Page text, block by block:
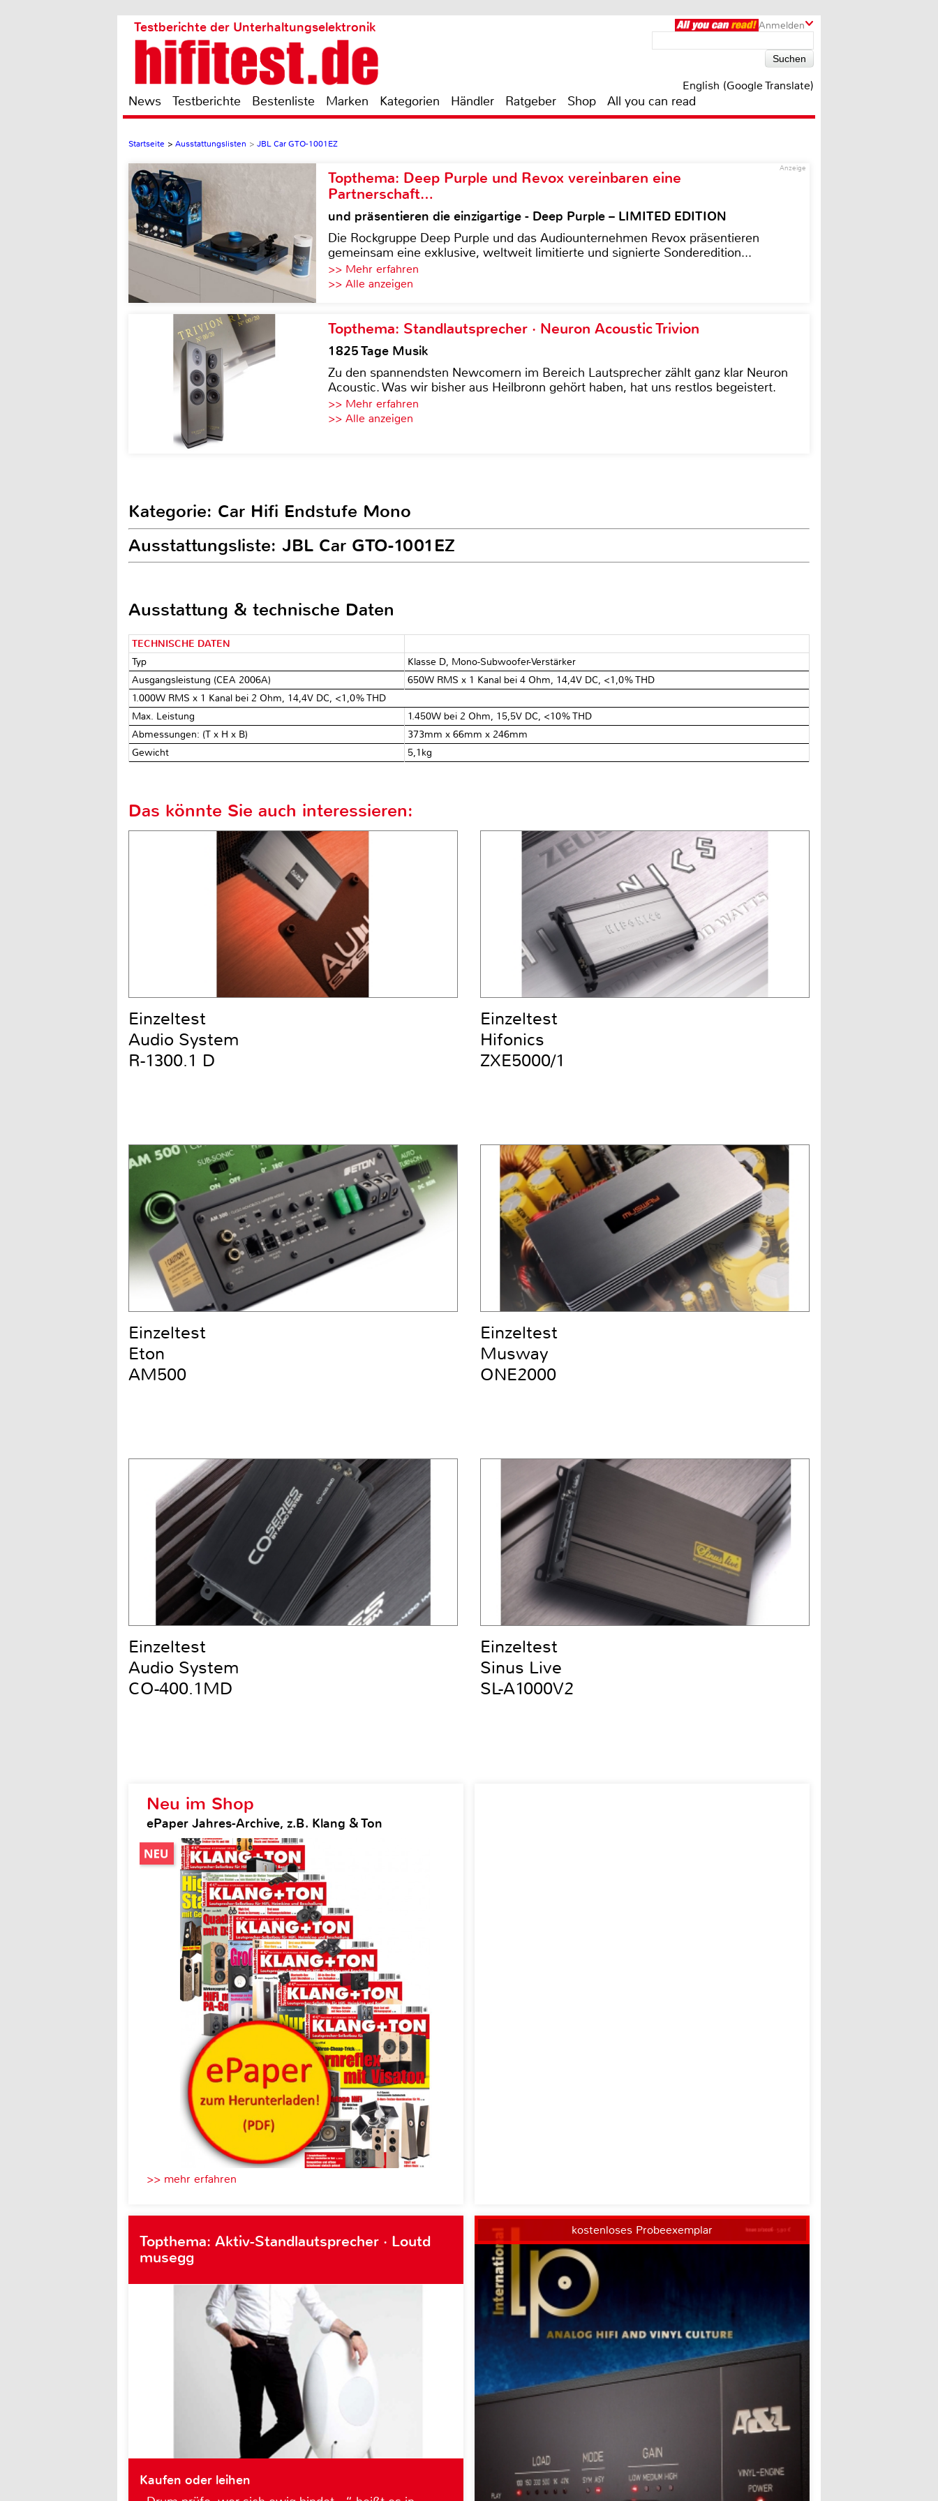
Anmelden
Testberichte der Unterhaltungselektronik
English (Google Translate)
News Testberichte Bestenliste Marken Kategorien Händler Ratgeber Shop All you can read
Startseite > Ausstattungslisten > JBL Car GTO-1001EZ
Anzeige
Topthema: Deep Purple und Revox vereinbaren eine
Partnerschaft…
und präsentieren die einzigartige - Deep Purple – LIMITED EDITION
Die Rockgruppe Deep Purple und das Audiounternehmen Revox präsentieren
gemeinsam eine exklusive, weltweit limitierte und signierte Sonderedition...
>> Mehr erfahren
>> Alle anzeigen
Topthema: Standlautsprecher · Neuron Acoustic Trivion
1825 Tage Musik
Zu den spannendsten Newcomern im Bereich Lautsprecher zählt ganz klar Neuron
Acoustic. Was wir bisher aus Heilbronn gehört haben, hat uns restlos begeistert.
>> Mehr erfahren
>> Alle anzeigen
Kategorie: Car Hifi Endstufe Mono
Ausstattungsliste: JBL Car GTO-1001EZ
Ausstattung & technische Daten
TECHNISCHE DATEN
Typ
Klasse D, Mono-Subwoofer-Verstärker
Ausgangsleistung (CEA 2006A)
650W RMS x 1 Kanal bei 4 Ohm, 14,4V DC, <1,0% THD
1.000W RMS x 1 Kanal bei 2 Ohm, 14,4V DC, <1,0% THD
Max. Leistung
1.450W bei 2 Ohm, 15,5V DC, <10% THD
Abmessungen: (T x H x B)
373mm x 66mm x 246mm
Gewicht
5,1kg
Neu im Shop
ePaper Jahres-Archive, z.B. Klang & Ton
>> mehr erfahren
Topthema: Aktiv-Standlautsprecher · Loutd
musegg
Kaufen oder leihen
kostenloses Probeexemplar
Das könnte Sie auch interessieren:
Einzeltest
Audio System
R-1300.1 D
Einzeltest
Hifonics
ZXE5000/1
Einzeltest
Eton
AM500
Einzeltest
Musway
ONE2000
Einzeltest
Audio System
CO-400.1MD
Einzeltest
Sinus Live
SL-A1000V2